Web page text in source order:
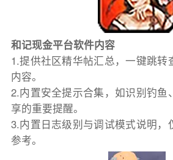
和记现金平台软件内容
1.提供社区精华帖汇总，一键跳转
内容。
2.内置安全提示合集，如识别钓鱼
享的重要提醒。
3.内置日志级别与调试模式说明，
参考。